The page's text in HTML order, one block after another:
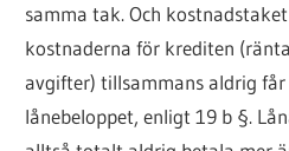
samma tak. Och
kostnaderna för krediten
avgifter) tillsammans aldrig
lånebeloppet, enligt 19 b §.